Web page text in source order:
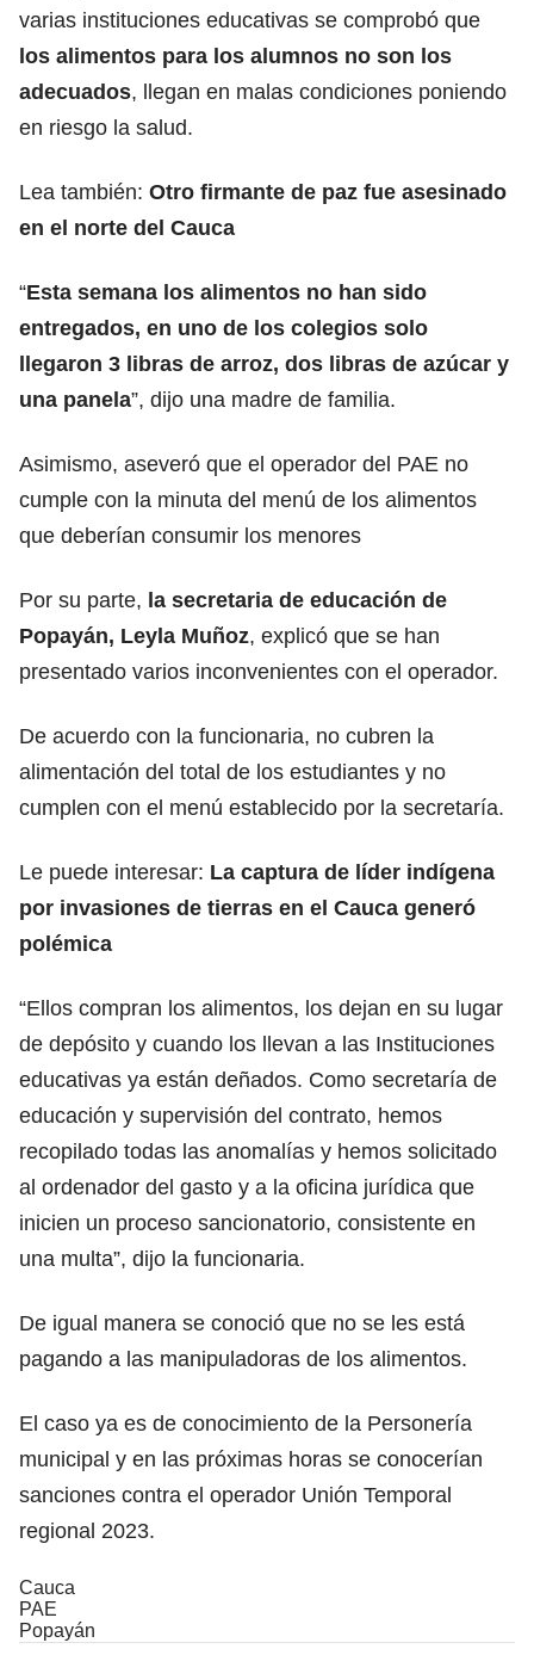
varias instituciones educativas se comprobó que
los alimentos para los alumnos no son los
adecuados, llegan en malas condiciones poniendo
en riesgo la salud.
Lea también: Otro firmante de paz fue asesinado
en el norte del Cauca
“Esta semana los alimentos no han sido
entregados, en uno de los colegios solo
llegaron 3 libras de arroz, dos libras de azúcar y
una panela”, dijo una madre de familia.
Asimismo, aseveró que el operador del PAE no
cumple con la minuta del menú de los alimentos
que deberían consumir los menores
Por su parte, la secretaria de educación de
Popayán, Leyla Muñoz, explicó que se han
presentado varios inconvenientes con el operador.
De acuerdo con la funcionaria, no cubren la
alimentación del total de los estudiantes y no
cumplen con el menú establecido por la secretaría.
Le puede interesar: La captura de líder indígena
por invasiones de tierras en el Cauca generó
polémica
“Ellos compran los alimentos, los dejan en su lugar
de depósito y cuando los llevan a las Instituciones
educativas ya están deñados. Como secretaría de
educación y supervisión del contrato, hemos
recopilado todas las anomalías y hemos solicitado
al ordenador del gasto y a la oficina jurídica que
inicien un proceso sancionatorio, consistente en
una multa”, dijo la funcionaria.
De igual manera se conoció que no se les está
pagando a las manipuladoras de los alimentos.
El caso ya es de conocimiento de la Personería
municipal y en las próximas horas se conocerían
sanciones contra el operador Unión Temporal
regional 2023.
Cauca
PAE
Popayán